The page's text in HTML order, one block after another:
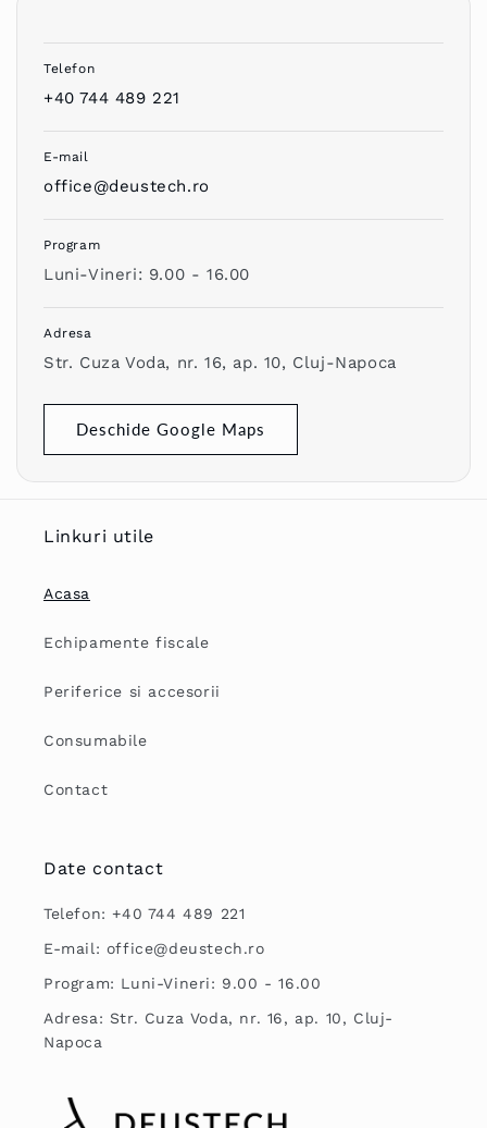
Telefon
+40 744 489 221
E-mail
office@deustech.ro
Program
Luni-Vineri: 9.00 - 16.00
Adresa
Str. Cuza Voda, nr. 16, ap. 10, Cluj-Napoca
Deschide Google Maps
Linkuri utile
Acasa
Echipamente fiscale
Periferice si accesorii
Consumabile
Contact
Date contact
Telefon: +40 744 489 221
E-mail: office@deustech.ro
Program: Luni-Vineri: 9.00 - 16.00
Adresa: Str. Cuza Voda, nr. 16, ap. 10, Cluj-
Napoca